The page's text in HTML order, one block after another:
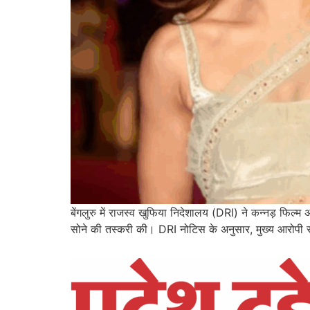
बेंगलुरु में राजस्व खुफिया निदेशालय (DRI) ने कन्नड़ फिल्म
सोने की तस्करी की। DRI नोटिस के अनुसार, मुख्य आरोपी